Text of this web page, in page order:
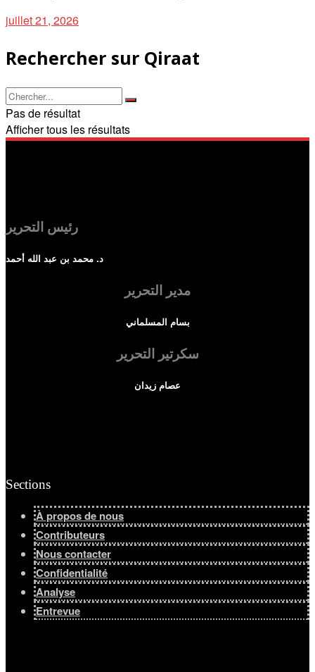
juillet 21, 2026
Rechercher sur Qiraat
Pas de résultat
Afficher tous les résultats
رئيس التحرير
د. محمد بن عبد الله أحمد
مدير التحرير
بسام المسلماني
سكرتير التحرير
عصام زيدان
Sections
À propos de nous
Contributeurs
Nous contacter
Confidentialité
Analyse
Entrevue